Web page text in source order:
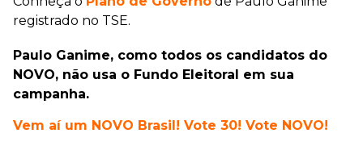
registrado no TSE.
Paulo Ganime, como todos os candidatos do
NOVO, não usa o Fundo Eleitoral em sua
campanha.
Vem aí um NOVO Brasil! Vote 30! Vote NOVO!